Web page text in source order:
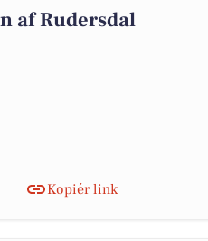
af Rudersdal
Kopiér link